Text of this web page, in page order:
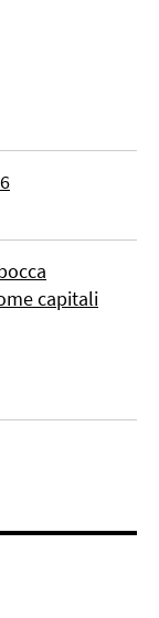
capitali